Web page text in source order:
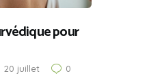
pour
20 juillet 0